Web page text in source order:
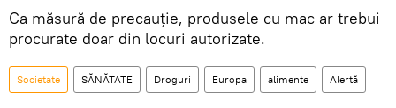
Ca măsură de precauție, produsele cu mac ar trebui
procurate doar din locuri autorizate.
Societate SĂNĂTATE Droguri Europa alimente Alertă